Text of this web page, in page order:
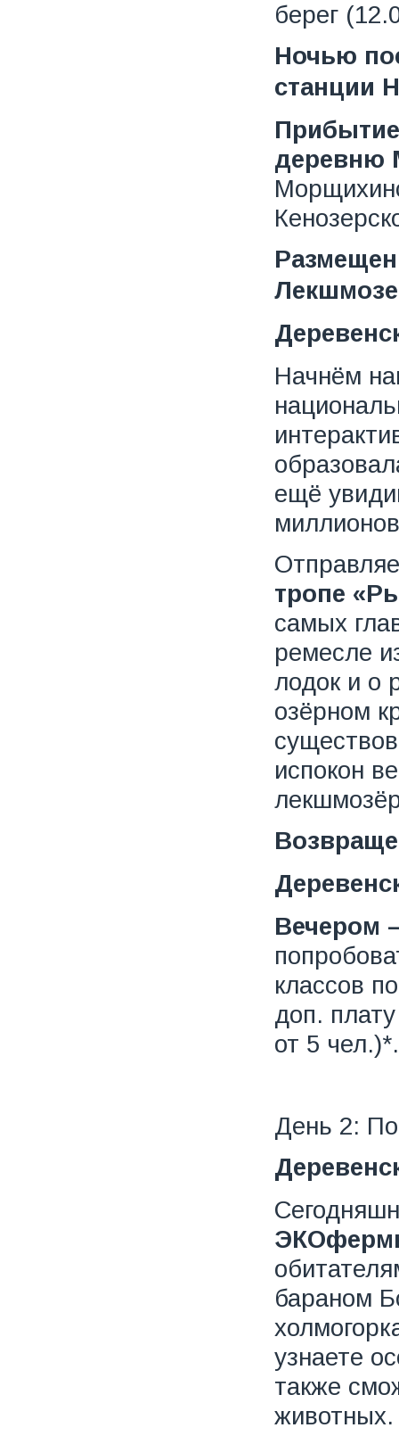
берег
Ночью
станции
деревню
Начнём
ещё
тропе
самых
ремесле
лодок и о
озёрном
испокон
Вечером
классов
доп.
от 5 чел.)*.
День 2: По
бараном
узнаете
также